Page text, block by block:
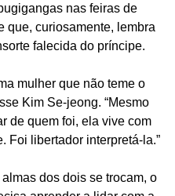
nas feiras de
que, curiosamente, lembra
falecida do príncipe.
mulher que não teme o
Kim Se-jeong. “Mesmo
de quem foi, ela vive com
Foi libertador interpretá-la.”
dos dois se trocam, o